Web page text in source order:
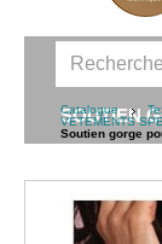
Catalogue
VETEMENTS
Soutien gorge
SOUTIEN